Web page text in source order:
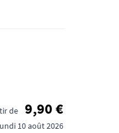
de 9,90 €
10 août 2026